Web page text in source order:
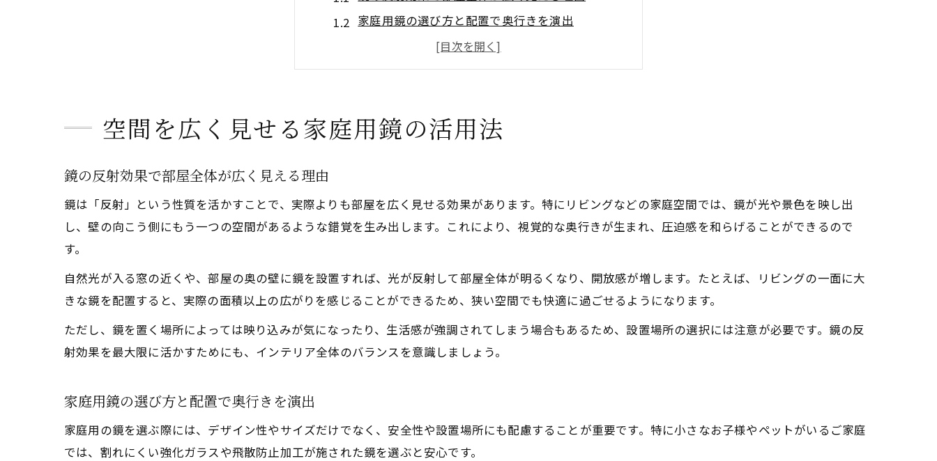
家庭用鏡の選び方と配置で奥行きを演出
狭い部屋にも鏡を活かすインテリア術
全身鏡やスタンドミラーで明るさをアップ
リビングに最適な鏡配置のポイント
リビングに鏡を置く際のベストな位置とは
卓上ミラーと全身鏡の使い分けポイント
家族団らんスペースでの鏡配置のコツ
狭い部屋が明るくなる鏡選びのコツ
鏡のフレーム色や形状で開放感を演出する方法
全身鏡やスタンドミラーで明るさに効果的な理由
ニトリなどの家庭用鏡でコスパ重視の選び方
家庭用鏡ならではの安全性と快適さ
割れない鏡やフィルムミラーの安心ポイント
空間を広く見せる家庭用鏡の活用法
鏡の反射効果で部屋全体が広く見える理由
鏡は「反射」という性質を活かすことで、実際よりも部屋を広く見せる効果があります。特にリビングなどの家庭空間では、鏡が光や景色を映し出
し、壁の向こう側にもう一つの空間があるような錯覚を生み出します。これにより、視覚的な奥行きが生まれ、圧迫感を和らげることができるので
す。
自然光が入る窓の近くや、部屋の奥の壁に鏡を設置すれば、光が反射して部屋全体が明るくなり、開放感が増します。たとえば、リビングの一面に大
きな鏡を配置すると、実際の面積以上の広がりを感じることができるため、狭い空間でも快適に過ごせるようになります。
ただし、鏡を置く場所によっては映り込みが気になったり、生活感が強調されてしまう場合もあるため、設置場所の選択には注意が必要です。鏡の反
射効果を最大限に活かすためにも、インテリア全体のバランスを意識しましょう。
家庭用鏡の選び方と配置で奥行きを演出
家庭用の鏡を選ぶ際には、デザイン性やサイズだけでなく、安全性や設置場所にも配慮することが重要です。特に小さなお子様やペットがいるご家庭
では、割れにくい強化ガラスや飛散防止加工が施された鏡を選ぶと安心です。